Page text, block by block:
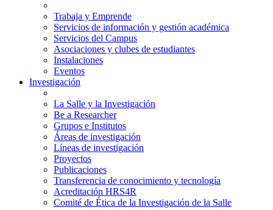
Trabaja y Emprende
Servicios de información y gestión académica
Servicios del Campus
Asociaciones y clubes de estudiantes
Instalaciones
Eventos
Investigación
La Salle y la Investigación
Be a Researcher
Grupos e Institutos
Áreas de investigación
Líneas de investigación
Proyectos
Publicaciones
Transferencia de conocimiento y tecnología
Acreditación HRS4R
Comité de Ética de la Investigación de la Salle